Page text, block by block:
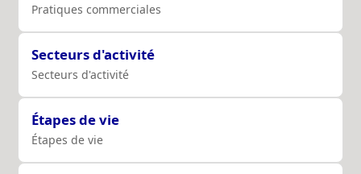
Pratiques commerciales
Secteurs d'activité
Secteurs d'activité
Étapes de vie
Étapes de vie